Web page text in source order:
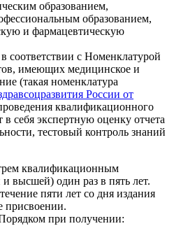
образованием,
образованием,
и фармацевтическую
соответствии с Номенклатурой
имеющих медицинское и
(такая номенклатура
России от
квалификационного
себя экспертную оценку отчета
тестовый контроль знаний
квалификационным
высшей) один раз в пять лет.
пяти лет со дня издания
присвоении.
при получении: